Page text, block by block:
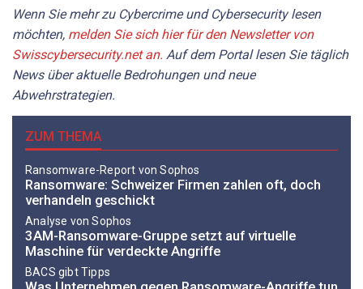
Wenn Sie mehr zu Cybercrime und Cybersecurity lesen
möchten, melden Sie sich hier für den Newsletter von
Swisscybersecurity.net an. Auf dem Portal lesen Sie täglich
News über aktuelle Bedrohungen und neue
Abwehrstrategien.
ZUM THEMA
Ransomware-Report von Sophos
Ransomware: Schweizer Firmen zahlen oft, doch
verhandeln geschickt
Analyse von Sophos
3AM-Ransomware-Gruppe setzt auf virtuelle
Maschine für verdeckte Angriffe
BACS gibt Tipps